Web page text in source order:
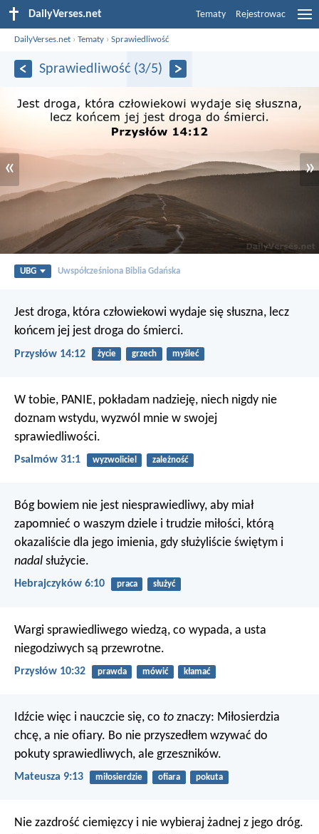
DailyVerses.net Tematy Rejestrowac
DailyVerses.net ›Tematy ›Sprawiedliwość
Sprawiedliwość (3/5)
« »
UBG Uwspółcześniona Biblia Gdańska
Jest droga, która człowiekowi wydaje się słuszna, lecz
końcem jej jest droga do śmierci.
Przysłów 14:12 życie grzech myśleć
W tobie, PANIE, pokładam nadzieję, niech nigdy nie
doznam wstydu, wyzwól mnie w swojej
sprawiedliwości.
Psalmów 31:1 wyzwoliciel zależność
Bóg bowiem nie jest niesprawiedliwy, aby miał
zapomnieć o waszym dziele i trudzie miłości, którą
okazaliście dla jego imienia, gdy służyliście świętym i
nadal służycie.
Hebrajczyków 6:10 praca służyć
Wargi sprawiedliwego wiedzą, co wypada, a usta
niegodziwych są przewrotne.
Przysłów 10:32 prawda mówić kłamać
Idźcie więc i nauczcie się, co to znaczy: Miłosierdzia
chcę, a nie ofiary. Bo nie przyszedłem wzywać do
pokuty sprawiedliwych, ale grzeszników.
Mateusza 9:13 miłosierdzie ofiara pokuta
Nie zazdrość ciemięzcy i nie wybieraj żadnej z jego dróg.